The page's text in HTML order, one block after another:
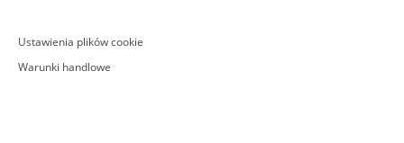
Ustawienia plików cookie
Warunki handlowe